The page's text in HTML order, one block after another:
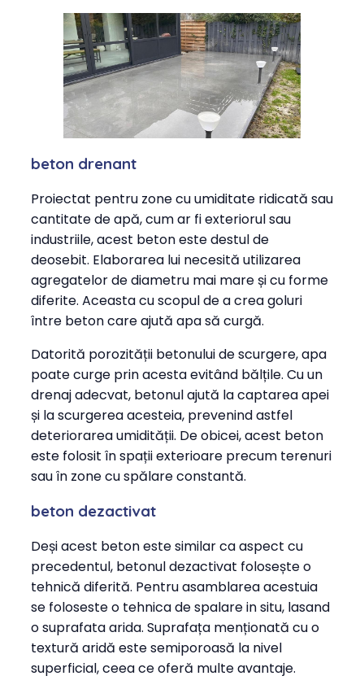
beton drenant
Proiectat pentru zone cu umiditate ridicată sau
cantitate de apă, cum ar fi exteriorul sau
industriile, acest beton este destul de
deosebit. Elaborarea lui necesită utilizarea
agregatelor de diametru mai mare și cu forme
diferite. Aceasta cu scopul de a crea goluri
între beton care ajută apa să curgă.
Datorită porozității betonului de scurgere, apa
poate curge prin acesta evitând bălțile. Cu un
drenaj adecvat, betonul ajută la captarea apei
și la scurgerea acesteia, prevenind astfel
deteriorarea umidității. De obicei, acest beton
este folosit în spații exterioare precum terenuri
sau în zone cu spălare constantă.
beton dezactivat
Deși acest beton este similar ca aspect cu
precedentul, betonul dezactivat folosește o
tehnică diferită. Pentru asamblarea acestuia
se foloseste o tehnica de spalare in situ, lasand
o suprafata arida. Suprafața menționată cu o
textură aridă este semiporoasă la nivel
superficial, ceea ce oferă multe avantaje.